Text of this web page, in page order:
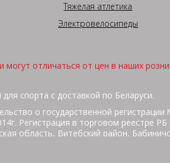
Тяжелая атлетика
Электровелосипеды
отличаться от цен в наших
спорта с доставкой по Беларуси.
о государственной
Регистрация в торговом реестре
область, Витебский район,